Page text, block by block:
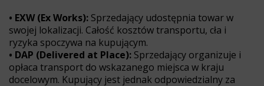
• EXW (Ex Works): Sprzedający udostępnia towar w
swojej lokalizacji. Całość kosztów transportu, cła i
ryzyka spoczywa na kupującym.
• DAP (Delivered at Place): Sprzedający organizuje i
opłaca transport do wskazanego miejsca w kraju
docelowym. Kupujący jest jednak odpowiedzialny za